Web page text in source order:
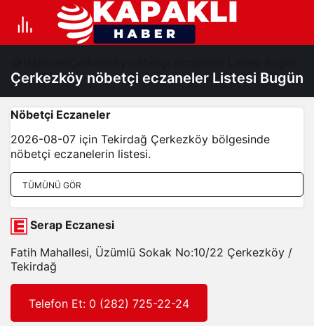
Çerkezköy nöbetçi eczaneler Listesi Bugün
Nöbetçi Eczaneler
2026-08-07 için Tekirdağ Çerkezköy bölgesinde
nöbetçi eczanelerin listesi.
TÜMÜNÜ GÖR
Serap Eczanesi
Fatih Mahallesi, Üzümlü Sokak No:10/22 Çerkezköy /
Tekirdağ
Telefon Et: 0 (282) 725-22-24